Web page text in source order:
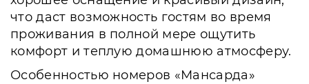
что даст возможность гостям во время
проживания в полной мере ощутить
комфорт и теплую домашнюю атмосферу.
Особенностью номеров «Мансарда»